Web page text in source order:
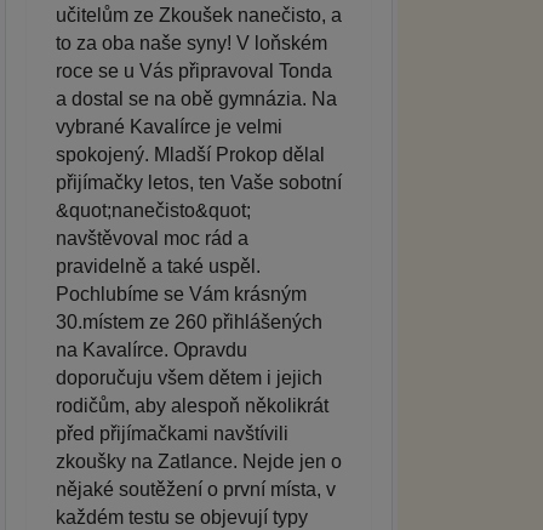
učitelům ze Zkoušek nanečisto, a
to za oba naše syny! V loňském
roce se u Vás připravoval Tonda
a dostal se na obě gymnázia. Na
vybrané Kavalírce je velmi
spokojený. Mladší Prokop dělal
přijímačky letos, ten Vaše sobotní
&quot;nanečisto&quot;
navštěvoval moc rád a
pravidelně a také uspěl.
Pochlubíme se Vám krásným
30.místem ze 260 přihlášených
na Kavalírce. Opravdu
doporučuju všem dětem i jejich
rodičům, aby alespoň několikrát
před přijímačkami navštívili
zkoušky na Zatlance. Nejde jen o
nějaké soutěžení o první místa, v
každém testu se objevují typy